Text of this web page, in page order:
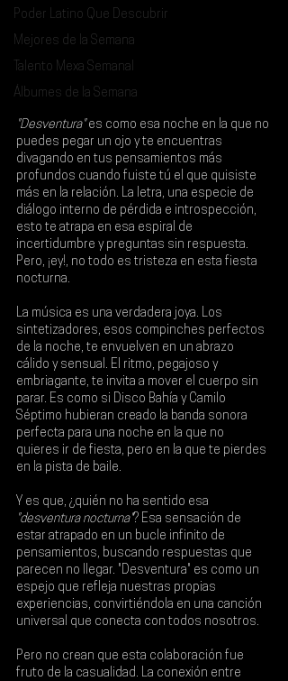
Poder Latino Que Descubrir
Mejores de la Semana
Talento Mexa Semanal
Álbumes de la Semana
"Desventura" es como esa noche en la que no
puedes pegar un ojo y te encuentras
divagando en tus pensamientos más
profundos cuando fuiste tú el que quisiste
más en la relación. La letra, una especie de
diálogo interno de pérdida e introspección,
esto te atrapa en esa espiral de
incertidumbre y preguntas sin respuesta.
Pero, ¡ey!, no todo es tristeza en esta fiesta
nocturna.
La música es una verdadera joya. Los
sintetizadores, esos compinches perfectos
de la noche, te envuelven en un abrazo
cálido y sensual. El ritmo, pegajoso y
embriagante, te invita a mover el cuerpo sin
parar. Es como si Disco Bahía y Camilo
Séptimo hubieran creado la banda sonora
perfecta para una noche en la que no
quieres ir de fiesta, pero en la que te pierdes
en la pista de baile.
Y es que, ¿quién no ha sentido esa
"desventura nocturna"? Esa sensación de
estar atrapado en un bucle infinito de
pensamientos, buscando respuestas que
parecen no llegar. "Desventura" es como un
espejo que refleja nuestras propias
experiencias, convirtiéndola en una canción
universal que conecta con todos nosotros.
Pero no crean que esta colaboración fue
fruto de la casualidad. La conexión entre